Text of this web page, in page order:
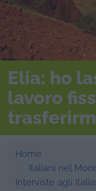
Elia: ho
lavoro
Home
Italiani nel
Interviste agli